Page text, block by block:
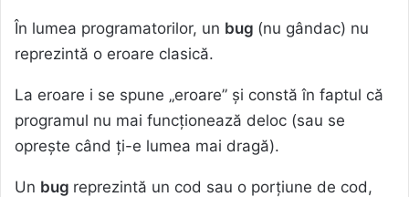
În lumea programatorilor, un bug (nu gândac) nu
reprezintă o eroare clasică.
La eroare i se spune „eroare” și constă în faptul că
programul nu mai funcționează deloc (sau se
oprește când ți-e lumea mai dragă).
Un bug reprezintă un cod sau o porțiune de cod,